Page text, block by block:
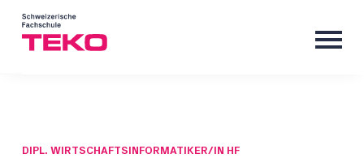
DIPL. WIRTSCHAFTSINFORMATIKER/IN HF